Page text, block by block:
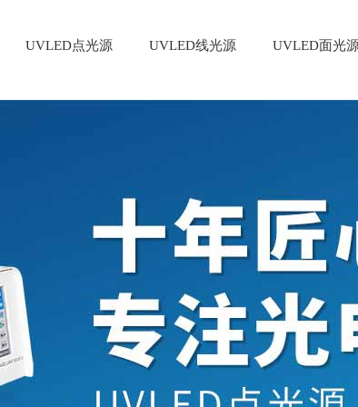
UVLED点光源 UVLED线光源 UVLED面光源